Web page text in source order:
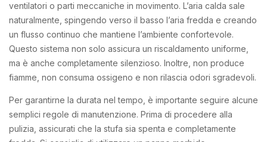
ventilatori o parti meccaniche in movimento. L’aria calda sale
naturalmente, spingendo verso il basso l’aria fredda e creando
un flusso continuo che mantiene l’ambiente confortevole.
Questo sistema non solo assicura un riscaldamento uniforme,
ma è anche completamente silenzioso. Inoltre, non produce
fiamme, non consuma ossigeno e non rilascia odori sgradevoli.
Per garantirne la durata nel tempo, è importante seguire alcune
semplici regole di manutenzione. Prima di procedere alla
pulizia, assicurati che la stufa sia spenta e completamente